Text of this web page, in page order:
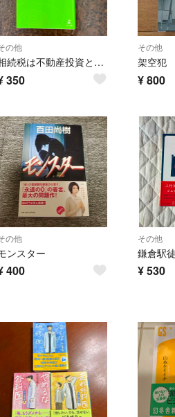
の他
相続税は不動産投資と法人化で減らす
350
その他
架空犯
¥800
の他
ンスター
400
その他
¥530